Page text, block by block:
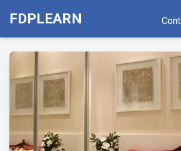
FDPLEARN